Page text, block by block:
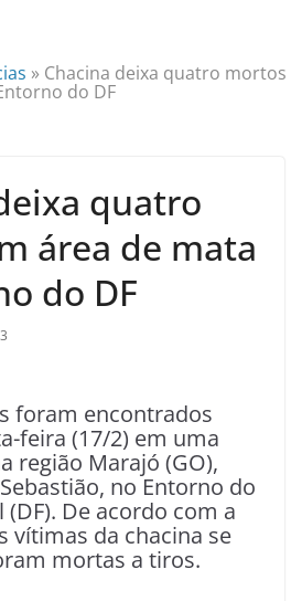
» Chacina deixa quatro mortos
do DF
quatro
área de mata
do DF
foram encontrados
feira (17/2) em uma
região Marajó (GO),
no Entorno do
De acordo com a
vítimas da chacina se
mortas a tiros.